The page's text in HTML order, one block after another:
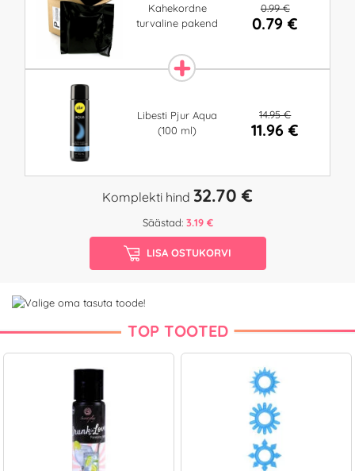
Kahekordne
turvaline pakend
0.99 €
0.79 €
Libesti Pjur Aqua
(100 ml)
14.95 €
11.96 €
Komplekti hind 32.70 €
Säästad: 3.19 €
LISA OSTUKORVI
TOP TOOTED